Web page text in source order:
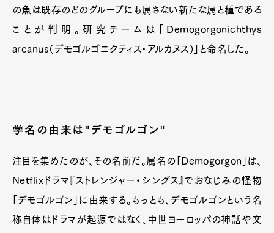
の魚は既存のどのグループにも属さない新たな属と種である
ことが判明。研究チームは「Demogorgonichthys
arcanus（デモゴルゴニクティス・アルカヌス）」と命名した。
学名の由来は"デモゴルゴン"
注目を集めたのが、その名前だ。属名の「Demogorgon」は、
Netflixドラマ『ストレンジャー・シングス』でおなじみの怪物
「デモゴルゴン」に由来する。もっとも、デモゴルゴンという名
称自体はドラマが起源ではなく、中世ヨーロッパの神話や文